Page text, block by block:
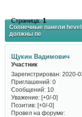
Солнечные панели
должны пе
Страница:1
Щукин Вадимович
Участник
Зарегистрирован: 2020-
Приглашений:0
Сообщений:10
Уважение: [+0/-0]
Позитив: [+0/-0]
Провел на форуме: